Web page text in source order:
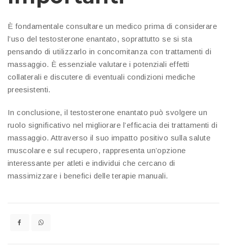
È fondamentale consultare un medico prima di considerare
l’uso del testosterone enantato, soprattutto se si sta
pensando di utilizzarlo in concomitanza con trattamenti di
massaggio. È essenziale valutare i potenziali effetti
collaterali e discutere di eventuali condizioni mediche
preesistenti.
In conclusione, il testosterone enantato può svolgere un
ruolo significativo nel migliorare l’efficacia dei trattamenti di
massaggio. Attraverso il suo impatto positivo sulla salute
muscolare e sul recupero, rappresenta un’opzione
interessante per atleti e individui che cercano di
massimizzare i benefici delle terapie manuali.